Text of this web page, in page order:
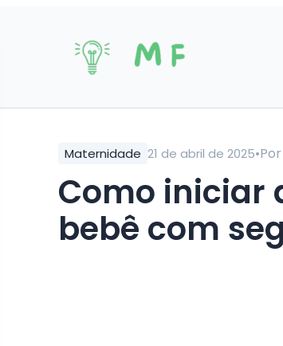
Maternidade 21 de abril de 2025•Por
Como iniciar a introdução alimentar do
bebê com